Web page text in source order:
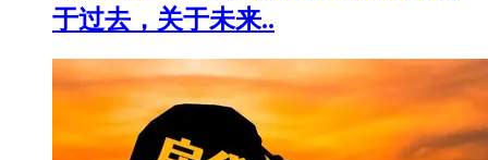
于过去，关于未来..